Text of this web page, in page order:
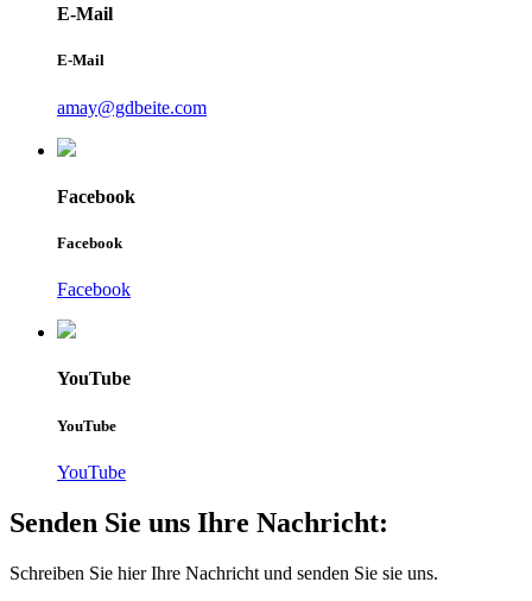
E-Mail
E-Mail
amay@gdbeite.com
Facebook
Facebook
Facebook
YouTube
YouTube
YouTube
Senden Sie uns Ihre Nachricht:
Schreiben Sie hier Ihre Nachricht und senden Sie sie uns.